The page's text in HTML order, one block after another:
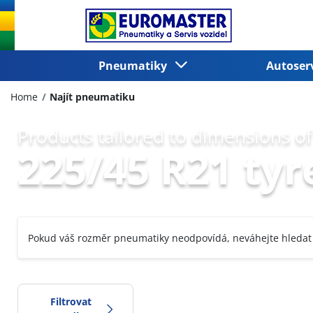
Pneumatiky
Home Najít pneumatiku
Products tailored to dimensions of
225/45 R21
Pokud váš rozměr pneumatiky neodpovídá, neváhejte
Filtrovat